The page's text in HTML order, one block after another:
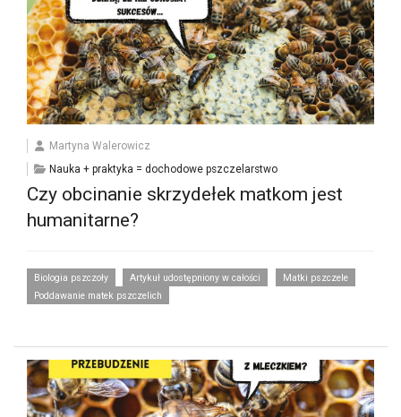
Martyna Walerowicz
Nauka + praktyka = dochodowe pszczelarstwo
Czy obcinanie skrzydełek matkom jest
humanitarne?
Biologia pszczoły Artykuł udostępniony w całości
Matki pszczele
Poddawanie matek pszczelich